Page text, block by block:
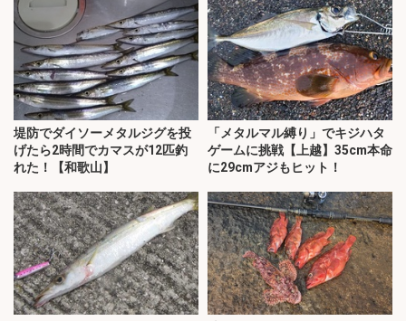
堤防でダイソーメタルジグを投
げたら2時間でカマスが12匹釣
れた！【和歌山】
「メタルマル縛り」でキジハタ
ゲームに挑戦【上越】35cm本命
に29cmアジもヒット！